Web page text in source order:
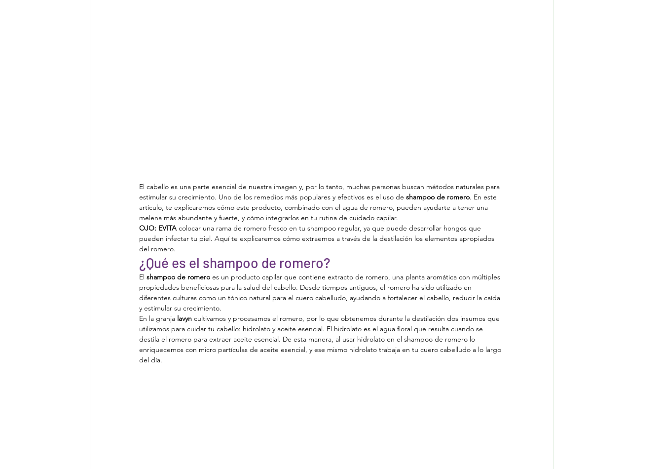
El cabello es una parte esencial de nuestra imagen y, por lo tanto, muchas personas buscan métodos naturales para
estimular su crecimiento. Uno de los remedios más populares y efectivos es el uso de shampoo de romero. En este
artículo, te explicaremos cómo este producto, combinado con el agua de romero, pueden ayudarte a tener una
melena más abundante y fuerte, y cómo integrarlos en tu rutina de cuidado capilar.
OJO: EVITA colocar una rama de romero fresco en tu shampoo regular, ya que puede desarrollar hongos que
pueden infectar tu piel. Aquí te explicaremos cómo extraemos a través de la destilación los elementos apropiados
del romero.
¿Qué es el shampoo de romero?
El shampoo de romero es un producto capilar que contiene extracto de romero, una planta aromática con múltiples
propiedades beneficiosas para la salud del cabello. Desde tiempos antiguos, el romero ha sido utilizado en
diferentes culturas como un tónico natural para el cuero cabelludo, ayudando a fortalecer el cabello, reducir la caída
y estimular su crecimiento.
En la granja lavyn cultivamos y procesamos el romero, por lo que obtenemos durante la destilación dos insumos que
utilizamos para cuidar tu cabello: hidrolato y aceite esencial. El hidrolato es el agua floral que resulta cuando se
destila el romero para extraer aceite esencial. De esta manera, al usar hidrolato en el shampoo de romero lo
enriquecemos con micro partículas de aceite esencial, y ese mismo hidrolato trabaja en tu cuero cabelludo a lo largo
del día.